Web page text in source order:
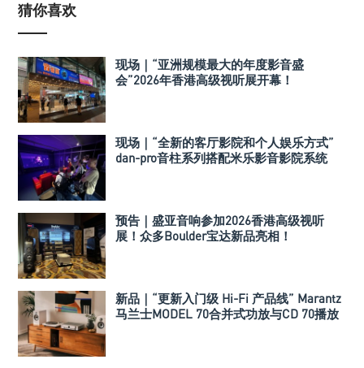
猜你喜欢
现场｜“亚洲规模最大的年度影音盛
会”2026年香港高级视听展开幕！
现场｜“全新的客厅影院和个人娱乐方式”
dan-pro音柱系列搭配米乐影音影院系统
预告｜盛亚音响参加2026香港高级视听
展！众多Boulder宝达新品亮相！
新品｜“更新入门级 Hi-Fi 产品线” Marantz
马兰士MODEL 70合并式功放与CD 70播放